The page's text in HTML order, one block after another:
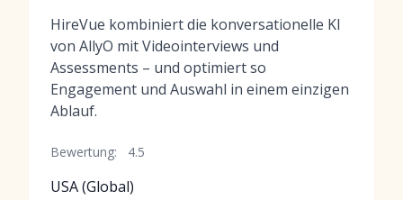
HireVue kombiniert die konversationelle KI
von AllyO mit Videointerviews und
Assessments – und optimiert so
Engagement und Auswahl in einem einzigen
Ablauf.
Bewertung: 4.5
USA (Global)